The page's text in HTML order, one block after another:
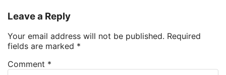
Leave a Reply
Your email address will not be published. Required
fields are marked *
Comment *